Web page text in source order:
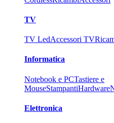
TV
TV LedAccessori TV
Informatica
Notebook e PCTastiere e
MouseStampantiHardware
Elettronica